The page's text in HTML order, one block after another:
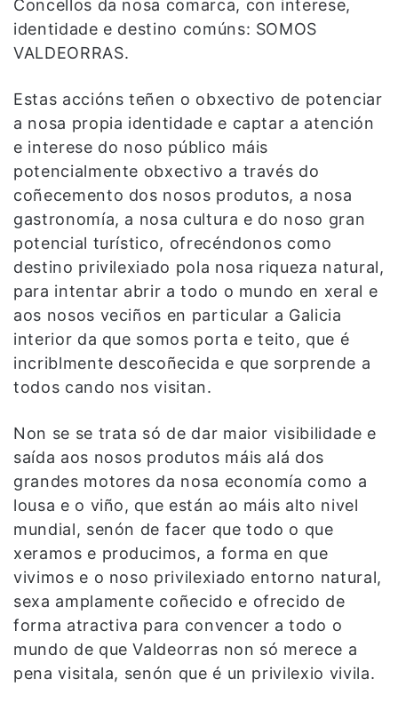
Concellos da nosa comarca, con interese,
identidade e destino comúns: SOMOS
VALDEORRAS.
Estas accións teñen o obxectivo de potenciar
a nosa propia identidade e captar a atención
e interese do noso público máis
potencialmente obxectivo a través do
coñecemento dos nosos produtos, a nosa
gastronomía, a nosa cultura e do noso gran
potencial turístico, ofrecéndonos como
destino privilexiado pola nosa riqueza natural,
para intentar abrir a todo o mundo en xeral e
aos nosos veciños en particular a Galicia
interior da que somos porta e teito, que é
incriblmente descoñecida e que sorprende a
todos cando nos visitan.
Non se se trata só de dar maior visibilidade e
saída aos nosos produtos máis alá dos
grandes motores da nosa economía como a
lousa e o viño, que están ao máis alto nivel
mundial, senón de facer que todo o que
xeramos e producimos, a forma en que
vivimos e o noso privilexiado entorno natural,
sexa amplamente coñecido e ofrecido de
forma atractiva para convencer a todo o
mundo de que Valdeorras non só merece a
pena visitala, senón que é un privilexio vivila.